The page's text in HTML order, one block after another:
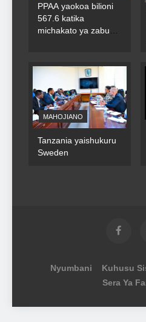
PPAA yaokoa bilioni
567.6 katika
michakato ya zabuni
MAHOJIANO
Tanzania yaishukuru
Sweden
Nyumbani Kuhusu
Sera Ya